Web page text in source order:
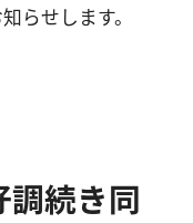
らせします。
続き同